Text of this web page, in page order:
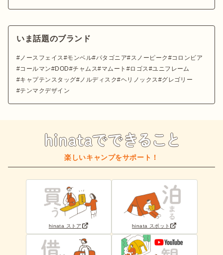
いま話題のブランド
ノースフェイス モンベル パタゴニア スノーピーク
コロンビア
コールマン
DOD チャムス マムート ロゴス
ユニフレーム
キャプテンスタッグ
ノルディスク ヘリノックス
グレゴリー
テンマクデザイン
楽しいキャンプをサポート！
hinata ストア hinata スポット